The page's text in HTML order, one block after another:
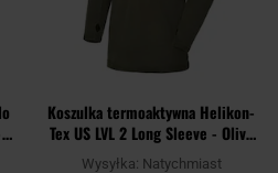
Koszulka termoaktywna Helikon-
Tex US LVL 2 Long Sleeve - Olive
Green
Wysyłka: Natychmiast